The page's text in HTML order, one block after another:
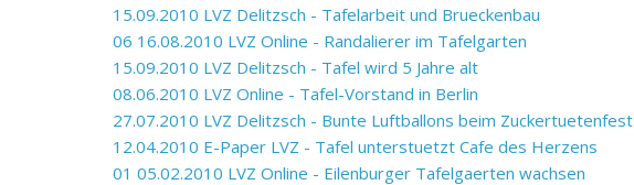
15.09.2010 LVZ Delitzsch - Tafelarbeit und Brueckenbau
06 16.08.2010 LVZ Online - Randalierer im Tafelgarten
15.09.2010 LVZ Delitzsch - Tafel wird 5 Jahre alt
08.06.2010 LVZ Online - Tafel-Vorstand in Berlin
27.07.2010 LVZ Delitzsch - Bunte Luftballons beim Zuckertuetenfest
12.04.2010 E-Paper LVZ - Tafel unterstuetzt Cafe des Herzens
01 05.02.2010 LVZ Online - Eilenburger Tafelgaerten wachsen